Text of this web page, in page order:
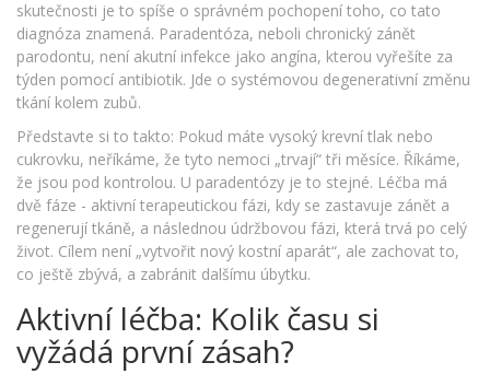
skutečnosti je to spíše o správném pochopení toho, co tato
diagnóza znamená. Paradentóza, neboli chronický zánět
parodontu, není akutní infekce jako angína, kterou vyřešíte za
týden pomocí antibiotik. Jde o systémovou degenerativní změnu
tkání kolem zubů.
Představte si to takto: Pokud máte vysoký krevní tlak nebo
cukrovku, neříkáme, že tyto nemoci „trvají“ tři měsíce. Říkáme,
že jsou pod kontrolou. U paradentózy je to stejné. Léčba má
dvě fáze - aktivní terapeutickou fázi, kdy se zastavuje zánět a
regenerují tkáně, a následnou údržbovou fázi, která trvá po celý
život. Cílem není „vytvořit nový kostní aparát“, ale zachovat to,
co ještě zbývá, a zabránit dalšímu úbytku.
Aktivní léčba: Kolik času si
vyžádá první zásah?